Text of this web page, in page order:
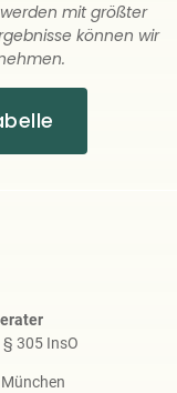
mit größter
können wir
305 InsO